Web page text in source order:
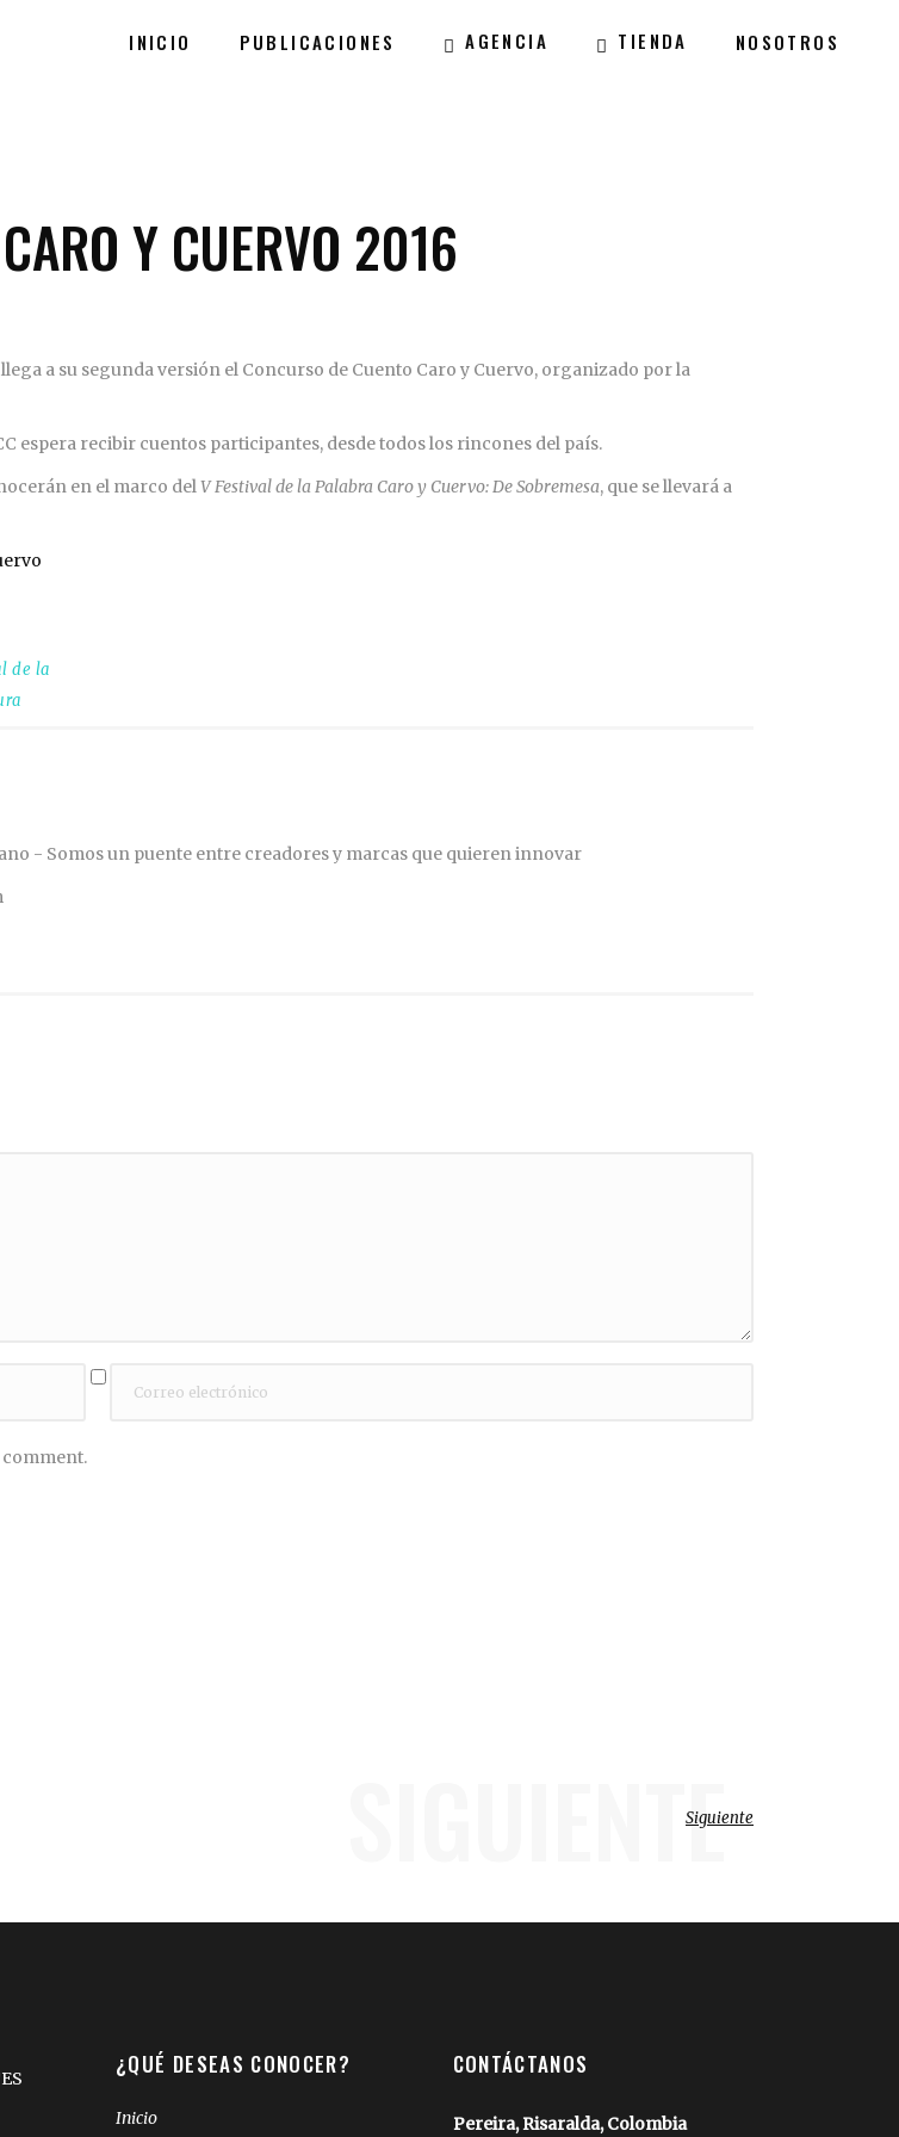
INICIO PUBLICACIONES AGENCIA TIENDA NOSOTROS
Y CUERVO 2016
a su segunda versión el Concurso de Cuento Caro y Cuervo, organizado por la
espera recibir cuentos participantes, desde todos los rincones del país.
en el marco delV Festival de la Palabra Caro y Cuervo: De Sobremesa, que se llevará a
de la
- Somos un puente entre creadores y marcas que quieren innovar
comment.
SIGUIENTE
Siguiente
¿QUÉ DESEAS CONOCER?
Inicio
CONTÁCTANOS
Pereira, Risaralda, Colombia